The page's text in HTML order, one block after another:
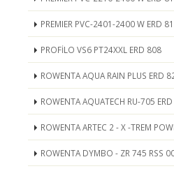
PREMIER PVC-2401-2400 W ERD
PROFİLO VS6 PT24XXL ERD 808
ROWENTA AQUA RAIN PLUS ERD
ROWENTA AQUATECH RU-705
ROWENTA ARTEC 2 - X -TREM
ROWENTA DYMBO - ZR 745 RSS